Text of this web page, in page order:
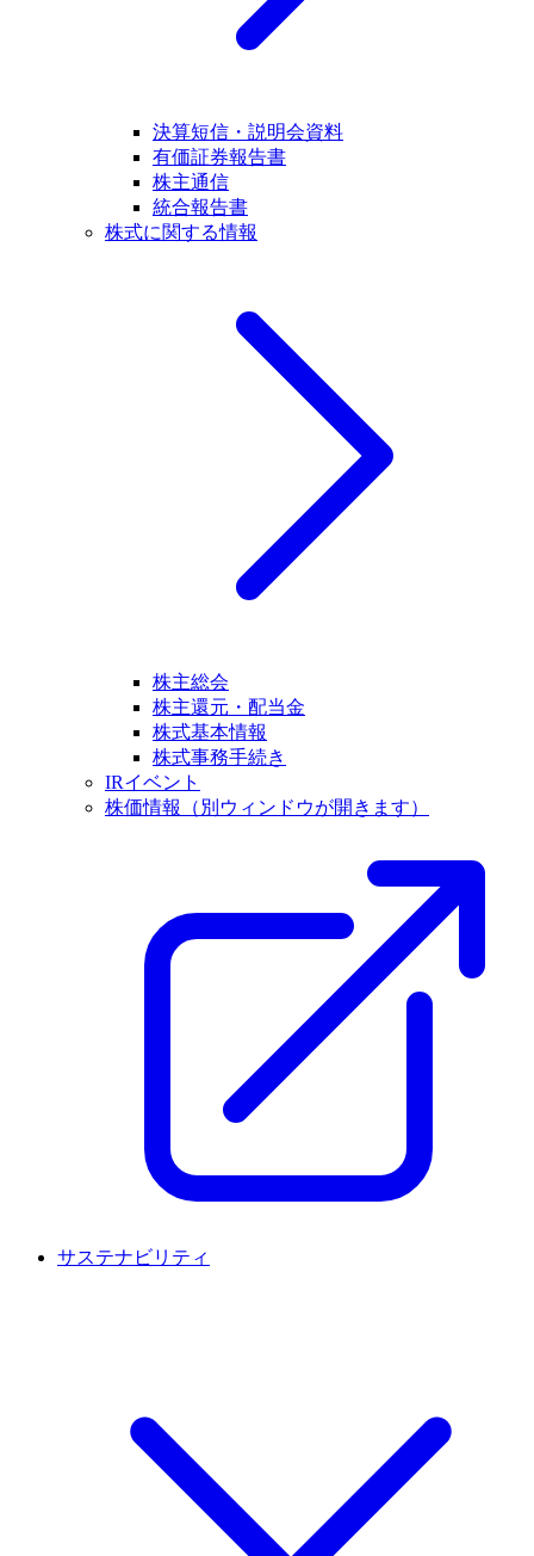
決算短信・説明会資料
有価証券報告書
株主通信
統合報告書
株式に関する情報
株主総会
株主還元・配当金
株式基本情報
株式事務手続き
IRイベント
株価情報
（別ウィンドウが開きます）
サステナビリティ